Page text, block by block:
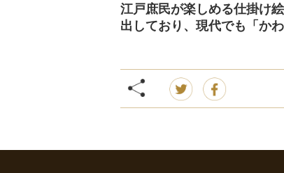
江戸庶民が楽しめる仕掛け
出しており、現代でも「か